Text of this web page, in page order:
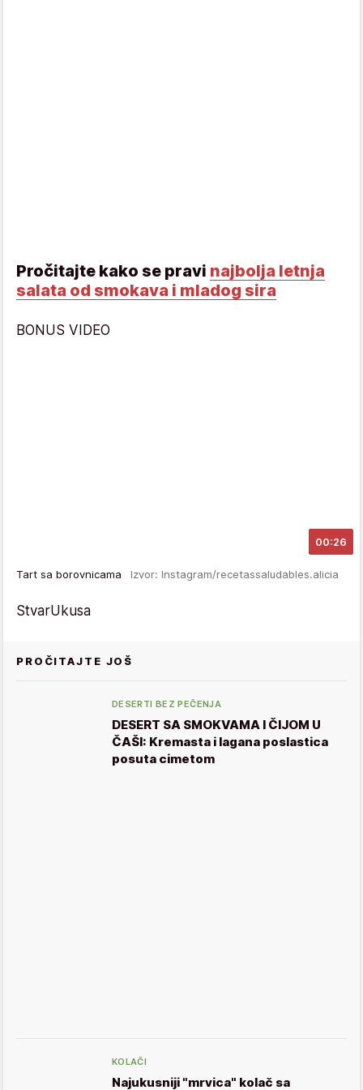
Pročitajte kako se pravi najbolja letnja
salata od smokava i mladog sira
BONUS VIDEO
00:26
Tart sa borovnicama Izvor: Instagram/recetassaludables.alicia
StvarUkusa
PROČITAJTE JOŠ
DESERTI BEZ PEČENJA
DESERT SA SMOKVAMA I ČIJOM U
ČAŠI: Kremasta i lagana poslastica
posuta cimetom
KOLAČI
Najukusniji "mrvica" kolač sa